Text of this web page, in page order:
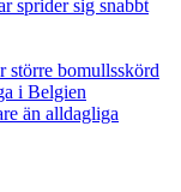
sprider sig snabbt
större bomullsskörd
i Belgien
än alldagliga